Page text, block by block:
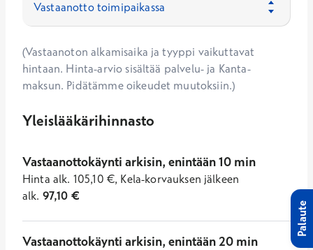
(Vastaanoton alkamisaika ja tyyppi vaikuttavat
hintaan. Hinta-arvio sisältää palvelu- ja Kanta-
maksun. Pidätämme oikeudet muutoksiin.)
Yleislääkärihinnasto
Vastaanottokäynti arkisin, enintään 10 min
Hinta alk. 105,10 €, Kela-korvauksen jälkeen
alk. 97,10 €
Vastaanottokäynti arkisin, enintään 20 min
Palaute